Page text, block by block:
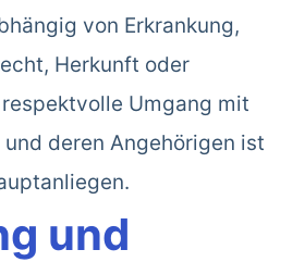
von Erkrankung,
Herkunft oder
Umgang mit
und deren Angehörigen ist
und